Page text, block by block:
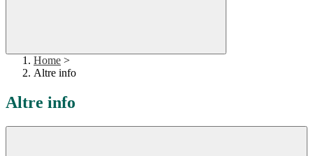
Home >
Altre info
Altre info